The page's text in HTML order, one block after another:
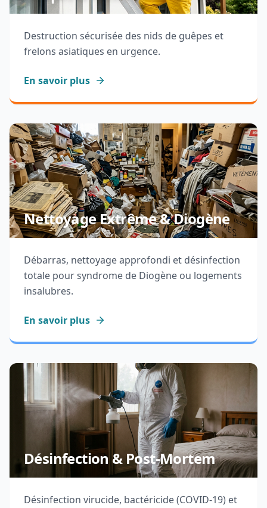
Destruction sécurisée des nids de guêpes et
frelons asiatiques en urgence.
En savoir plus
Nettoyage Extrême & Diogène
Débarras, nettoyage approfondi et désinfection
totale pour syndrome de Diogène ou logements
insalubres.
En savoir plus
Désinfection & Post-Mortem
Désinfection virucide, bactéricide (COVID-19) et